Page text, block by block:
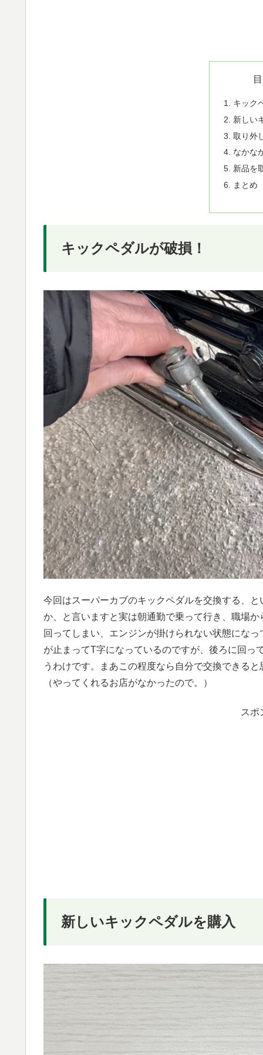
キック
新しい
取り外
なかな
新品を
まとめ
キックペダルが破損！
今回はスーパーカブのキックペダルを交換する、
か、と言いますと実は朝通勤で乗って行き、職場
回ってしまい、エンジンが掛けられない状態にな
が止まってT字になっているのですが、後ろに回っ
うわけです。まあこの程度なら自分で交換できる
（やってくれるお店がなかったので。）
スポ
新しいキックペダルを購入